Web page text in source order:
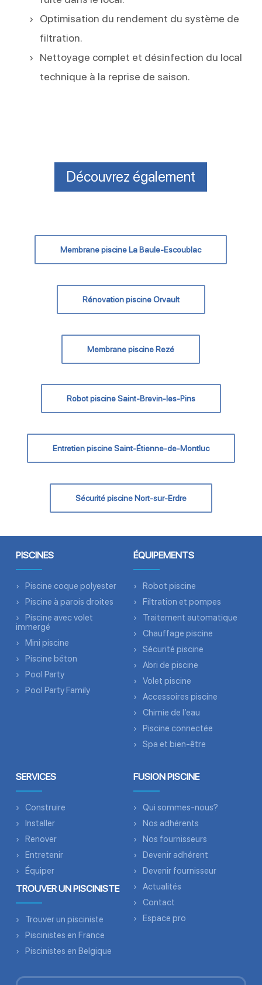
Optimisation du rendement du système de
filtration.
Nettoyage complet et désinfection du local
technique à la reprise de saison.
Découvrez également
Membrane piscine La Baule-Escoublac
Rénovation piscine Orvault
Membrane piscine Rezé
Robot piscine Saint-Brevin-les-Pins
Entretien piscine Saint-Étienne-de-Montluc
Sécurité piscine Nort-sur-Erdre
PISCINES
Piscine coque polyester
Piscine à parois droites
Piscine avec volet
immergé
Mini piscine
Piscine béton
Pool Party
Pool Party Family
ÉQUIPEMENTS
Robot piscine
Filtration et pompes
Traitement automatique
Chauffage piscine
Sécurité piscine
Abri de piscine
Volet piscine
Accessoires piscine
Chimie de l’eau
Piscine connectée
Spa et bien-être
SERVICES
Construire
Installer
Renover
Entretenir
Équiper
TROUVER UN PISCINISTE
Trouver un pisciniste
Piscinistes en France
Piscinistes en Belgique
FUSION PISCINE
Qui sommes-nous?
Nos adhérents
Nos fournisseurs
Devenir adhérent
Devenir fournisseur
Actualités
Contact
Espace pro